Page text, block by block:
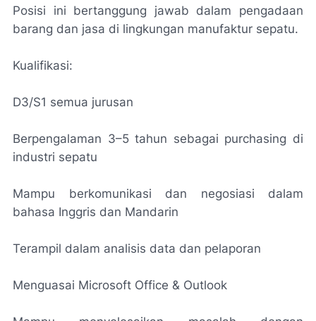
Posisi ini bertanggung jawab dalam pengadaan
barang dan jasa di lingkungan manufaktur sepatu.
Kualifikasi:
D3/S1 semua jurusan
Berpengalaman 3–5 tahun sebagai purchasing di
industri sepatu
Mampu berkomunikasi dan negosiasi dalam
bahasa Inggris dan Mandarin
Terampil dalam analisis data dan pelaporan
Menguasai Microsoft Office & Outlook